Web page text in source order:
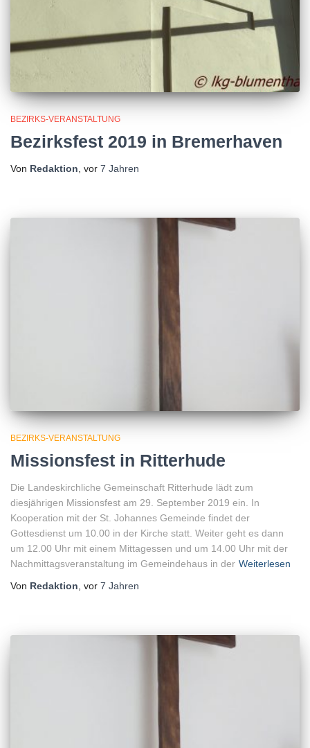
BEZIRKS-VERANSTALTUNG
Bezirksfest 2019 in Bremerhaven
Von Redaktion , vor 7 Jahren
BEZIRKS-VERANSTALTUNG
Missionsfest in Ritterhude
Die Landeskirchliche Gemeinschaft Ritterhude lädt zum
diesjährigen Missionsfest am 29. September 2019 ein. In
Kooperation mit der St. Johannes Gemeinde findet der
Gottesdienst um 10.00 in der Kirche statt. Weiter geht es dann
um 12.00 Uhr mit einem Mittagessen und um 14.00 Uhr mit der
Nachmittagsveranstaltung im Gemeindehaus in der Weiterlesen
Von Redaktion , vor 7 Jahren